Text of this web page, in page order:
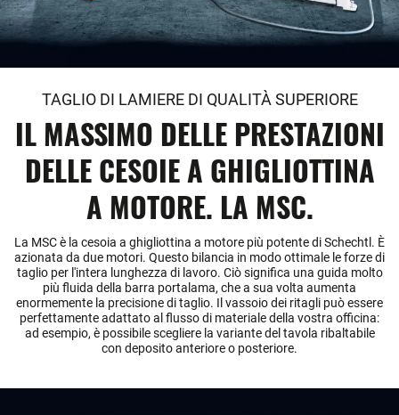
TAGLIO DI LAMIERE DI QUALITÀ SUPERIORE
IL MASSIMO DELLE PRESTAZIONI
DELLE CESOIE A GHIGLIOTTINA
A MOTORE. LA MSC.
La MSC è la cesoia a ghigliottina a motore più potente di Schechtl. È
azionata da due motori. Questo bilancia in modo ottimale le forze di
taglio per l'intera lunghezza di lavoro. Ciò significa una guida molto
più fluida della barra portalama, che a sua volta aumenta
enormemente la precisione di taglio. Il vassoio dei ritagli può essere
perfettamente adattato al flusso di materiale della vostra officina:
ad esempio, è possibile scegliere la variante del tavola ribaltabile
con deposito anteriore o posteriore.